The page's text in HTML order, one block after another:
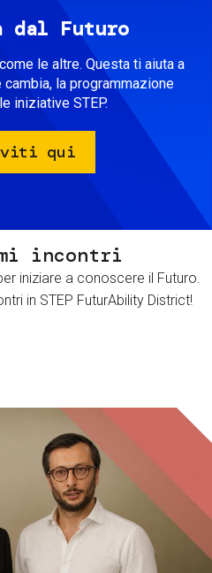
dal Futuro
le altre. Questa ti aiuta a
la programmazione
iniziative STEP.
qui
incontri
iniziare a conoscere il Futuro.
in STEP FuturAbility District!